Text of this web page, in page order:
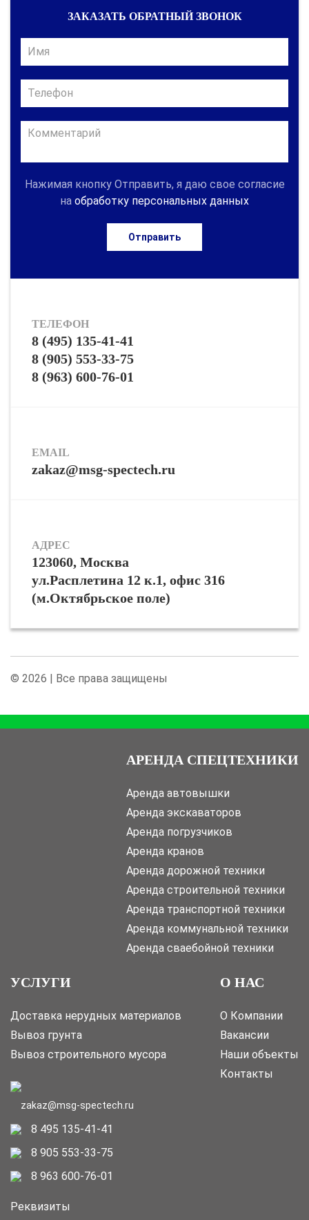
ЗАКАЗАТЬ ОБРАТНЫЙ ЗВОНОК
Нажимая кнопку Отправить, я даю свое согласие
на обработку персональных данных
Отправить
ТЕЛЕФОН
8 (495) 135-41-41
8 (905) 553-33-75
8 (963) 600-76-01
EMAIL
zakaz@msg-spectech.ru
АДРЕС
123060, Москва
ул.Расплетина 12 к.1, офис 316
(м.Октябрьское поле)
© 2026 | Все права защищены
АРЕНДА СПЕЦТЕХНИКИ
Аренда автовышки
Аренда экскаваторов
Аренда погрузчиков
Аренда кранов
Аренда дорожной техники
Аренда строительной техники
Аренда транспортной техники
Аренда коммунальной техники
Аренда сваебойной техники
УСЛУГИ
Доставка нерудных материалов
Вывоз грунта
Вывоз строительного мусора
О НАС
О Компании
Вакансии
Наши объекты
Контакты
zakaz@msg-spectech.ru
8 495 135-41-41
8 905 553-33-75
8 963 600-76-01
Реквизиты